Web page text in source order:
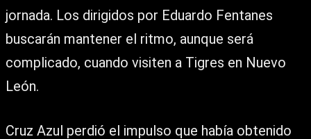
jornada. Los dirigidos por Eduardo Fentanes
buscarán mantener el ritmo, aunque será
complicado, cuando visiten a Tigres en Nuevo
León.
Cruz Azul perdió el impulso que había obtenido